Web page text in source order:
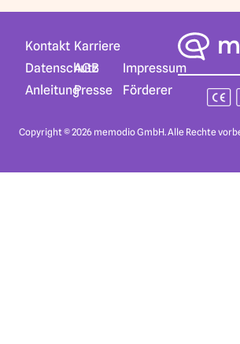
Kontakt
Datenschutz
Anleitung
Karriere
AGB
Presse
Impressum
Förderer
Copyright © 2026 memodio GmbH. Alle Rechte